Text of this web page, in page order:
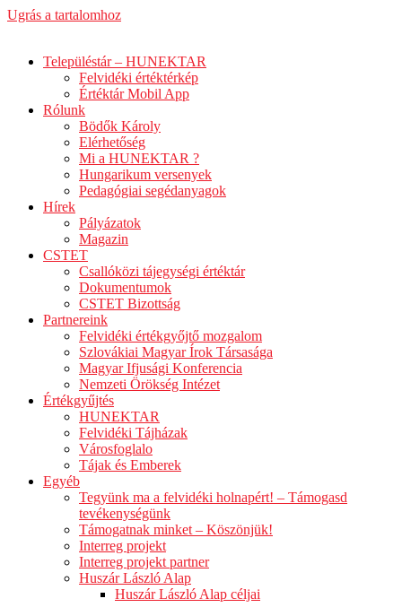
Ugrás a tartalomhoz
Településtár – HUNEKTAR
Felvidéki értéktérkép
Értéktár Mobil App
Rólunk
Bödők Károly
Elérhetőség
Mi a HUNEKTAR ?
Hungarikum versenyek
Pedagógiai segédanyagok
Hírek
Pályázatok
Magazin
CSTET
Csallóközi tájegységi értéktár
Dokumentumok
CSTET Bizottság
Partnereink
Felvidéki értékgyőjtő mozgalom
Szlovákiai Magyar Írok Társasága
Magyar Ifjusági Konferencia
Nemzeti Örökség Intézet
Értékgyűjtés
HUNEKTAR
Felvidéki Tájházak
Városfoglalo
Tájak és Emberek
Egyéb
Tegyünk ma a felvidéki holnapért! – Támogasd
tevékenységünk
Támogatnak minket – Köszönjük!
Interreg projekt
Interreg projekt partner
Huszár László Alap
Huszár László Alap céljai